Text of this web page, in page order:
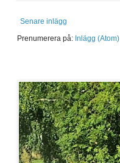
Senare inlägg
Prenumerera på: Inlägg (Atom)